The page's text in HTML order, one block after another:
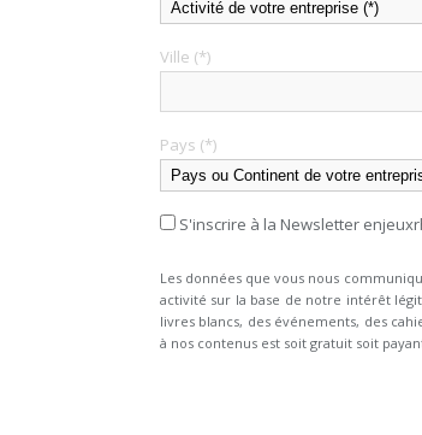
Ville (*)
Pays (*)
S'inscrire à la Newsletter
Les données que vous nous
activité sur la base de notre intérêt
livres blancs, des événements, des
à nos contenus est soit gratuit soit